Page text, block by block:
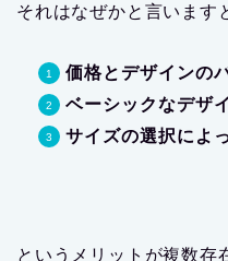
それはなぜかと言います
価格とデザインの
ベーシックなデザ
サイズの選択によ
というメリットが複数存